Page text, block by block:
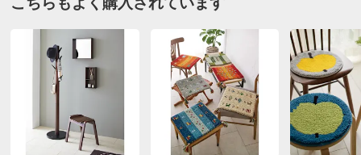
※お届け先が同じであれば複数個ご購入いただいても¥880です。
商品番号 900-H950-24
商品名・特徴
≪約50cm×180cm≫抗菌防臭加工ドット柄 キッチン
千葉県
ピンクを選びました
落ち着いた濃いめのグレーにピンクが映え、実物の方が
色味が良く、オシャレな空間になりました
2025/05/08